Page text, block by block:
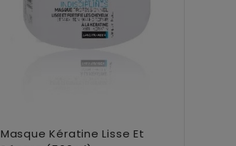
Ajouter Au Panier
Masque Kératine Lisse Et